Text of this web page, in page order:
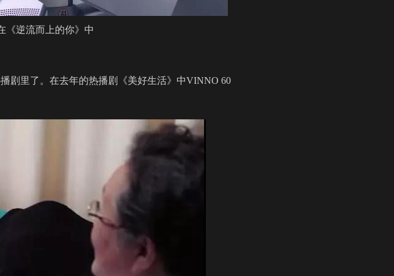
《逆流而上的你》中
剧里了。在去年的热播剧《美好生活》中VINNO 60